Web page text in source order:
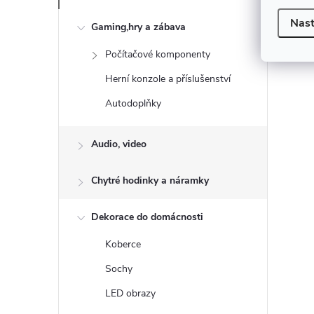
Gaming,hry a zábava
Počítačové komponenty
Herní konzole a příslušenství
Autodoplňky
Audio, video
Chytré hodinky a náramky
Dekorace do domácnosti
Koberce
Sochy
LED obrazy